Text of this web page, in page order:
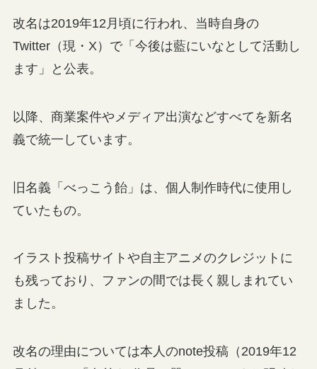
改名は2019年12月頃に行われ、当時自身の
Twitter（現・X）で「今後は藍にいなとして活動し
ます」と公表。
以降、商業案件やメディア出演などすべてを新名
義で統一しています。
旧名義「べっこう飴」は、個人制作時代に使用し
ていたもの。
イラスト投稿サイトや自主アニメのクレジットに
も残っており、ファンの間では長く親しまれてい
ました。
改名の理由については本人のnote投稿（2019年12